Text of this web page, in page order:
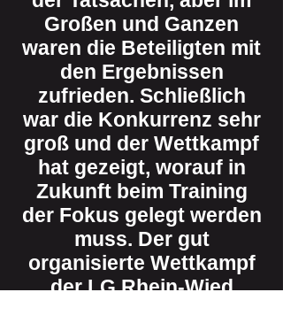
Großen und Ganzen
waren die Beteiligten mit
den Ergebnissen
zufrieden. Schließlich
war die Konkurrenz sehr
groß und der Wettkampf
hat gezeigt, worauf in
Zukunft beim Training
der Fokus gelegt werden
muss. Der gut
organisierte Wettkampf
der LG Rhein-Wied